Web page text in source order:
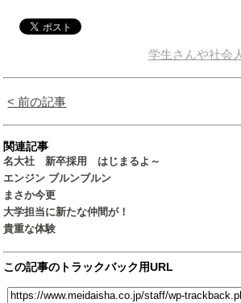
学生さんや社会
< 前の記事
関連記事
名大社 新卒採用 はじまるよ～
エンジン ブルンブルン
まさか今更
大学担当に新たな仲間が！
貴重な体験
この記事のトラックバック用URL